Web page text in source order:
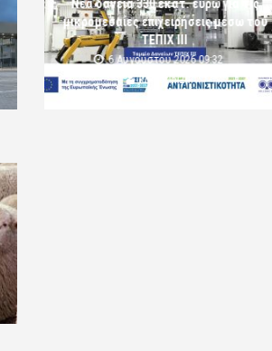
Νέα δάνεια 330 εκατ. ευρώ για τις
μικρομεσαίες επιχειρήσεις μέσω του
ΤΕΠΙΧ ΙΙΙ
6 Αυγούστου 2026 09:32
komotini24